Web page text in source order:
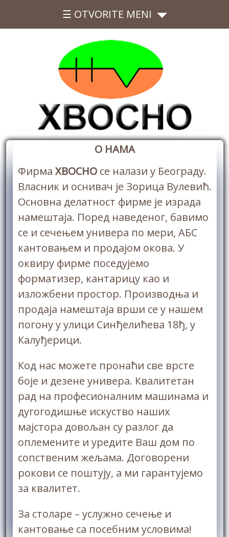
☰ OTVORITE MENI
О НАМА
Фирма ХВОСНОсе налази у Београду.
Власник и оснивач је Зорица Вулевић.
Основна делатност фирме је израда
намештаја. Поред наведеног, бавимо
се и сечењем универа по мери, АБС
кантовањем и продајом окова. У
оквиру фирме поседујемо
форматизер, кантарицу као и
изложбени простор. Производња и
продаја намештаја врши се у нашем
погону у улици Синђелићева 18ђ, у
Калуђерици.
Код нас можете пронаћи све врсте
боје и дезене универа. Квалитетан
рад на професионалним машинама и
дугогодишње искуство наших
мајстора довољан су разлог да
оплемените и урeдите Ваш дом по
сопственим жељама. Договорени
рокови се поштују, а ми гарантујемо
за квалитет.
За столаре – услужно сечење и
кантовање са посебним условима!